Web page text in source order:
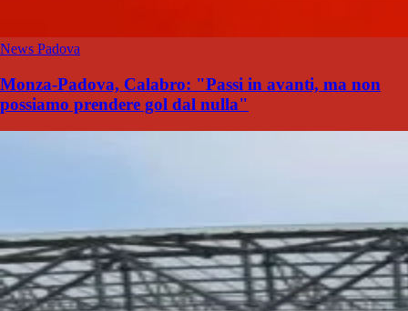
News Padova
Monza-Padova, Calabro: "Passi in avanti, ma non
possiamo prendere gol dal nulla"